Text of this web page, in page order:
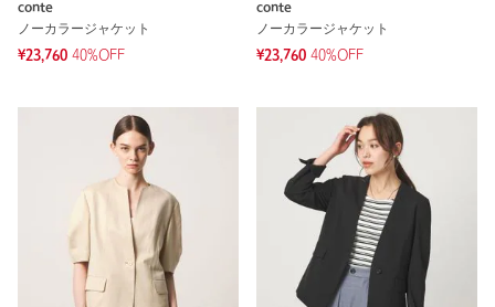
conte
ノーカラージャケット
¥23,760 40%OFF
conte
ノーカラージャケット
¥23,760 40%OFF